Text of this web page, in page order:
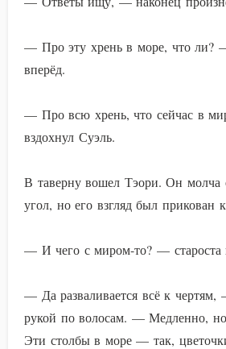
— Про эту хрень в море, что ли?
вперёд.
— Про всю хрень, что сейчас в
вздохнул Суэль.
В таверну вошел Тэори. Он молча
угол, но его взгляд был прикован
— И чего с миром-то? — староста
— Да разваливается всё к
рукой по волосам. — Медленно, но
Эти столбы в море — так,